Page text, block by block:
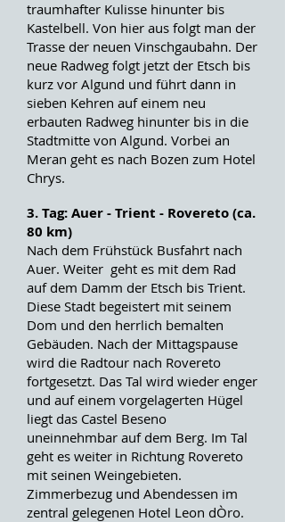
traumhafter Kulisse hinunter bis
Kastelbell. Von hier aus folgt man der
Trasse der neuen Vinschgaubahn. Der
neue Radweg folgt jetzt der Etsch bis
kurz vor Algund und führt dann in
sieben Kehren auf einem neu
erbauten Radweg hinunter bis in die
Stadtmitte von Algund. Vorbei an
Meran geht es nach Bozen zum Hotel
Chrys.
3. Tag: Auer - Trient - Rovereto (ca.
80 km)
Nach dem Frühstück Busfahrt nach
Auer. Weiter geht es mit dem Rad
auf dem Damm der Etsch bis Trient.
Diese Stadt begeistert mit seinem
Dom und den herrlich bemalten
Gebäuden. Nach der Mittagspause
wird die Radtour nach Rovereto
fortgesetzt. Das Tal wird wieder enger
und auf einem vorgelagerten Hügel
liegt das Castel Beseno
uneinnehmbar auf dem Berg. Im Tal
geht es weiter in Richtung Rovereto
mit seinen Weingebieten.
Zimmerbezug und Abendessen im
zentral gelegenen Hotel Leon dÒro.